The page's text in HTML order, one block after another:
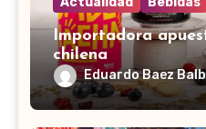
Importadora
chilena
Eduardo Baez